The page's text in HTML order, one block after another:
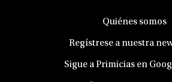
Quiénes somos
Regístrese a nuestra
Sigue a Primicias en